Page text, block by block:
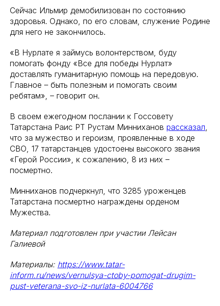
Сейчас Ильмир демобилизован по состоянию
здоровья. Однако, по его словам, служение Родине
для него не закончилось.
«В Нурлате я займусь волонтерством, буду
помогать фонду «Все для победы Нурлат»
доставлять гуманитарную помощь на передовую.
Главное – быть полезным и помогать своим
ребятам», – говорит он.
В своем ежегодном послании к Госсовету
Татарстана Раис РТ Рустам Минниханов рассказал,
что за мужество и героизм, проявленные в ходе
СВО, 17 татарстанцев удостоены высокого звания
«Герой России», к сожалению, 8 из них –
посмертно.
Минниханов подчеркнул, что 3285 уроженцев
Татарстана посмертно награждены орденом
Мужества.
Материал подготовлен при участии Лейсан
Галиевой
Материалы: https://www.tatar-
inform.ru/news/vernulsya-ctoby-pomogat-drugim-
pust-veterana-svo-iz-nurlata-6004766